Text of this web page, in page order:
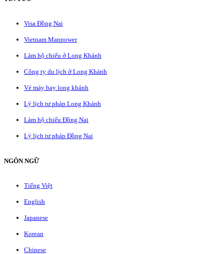
Visa Đồng Nai
Vietnam Manpower
Làm hộ chiếu ở Long Khánh
Công ty du lịch ở Long Khánh
Vé máy bay long khánh
Lý lịch tư pháp Long Khánh
Làm hộ chiếu Đồng Nai
Lý lịch tư pháp Đồng Nai
NGÔN NGỮ
Tiếng Việt
English
Japanese
Korean
Chinese